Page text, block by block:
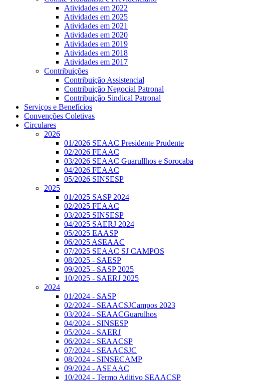
Atividades em 2022
Atividades em 2025
Atividades em 2021
Atividades em 2020
Atividades em 2019
Atividades em 2018
Atividades em 2017
Contribuições
Contribuição Assistencial
Contribuição Negocial Patronal
Contribuição Sindical Patronal
Serviços e Benefícios
Convenções Coletivas
Circulares
2026
01/2026 SEAAC Presidente Prudente
02/2026 FEAAC
03/2026 SEAAC Guarullhos e Sorocaba
04/2026 FEAAC
05/2026 SINSESP
2025
01/2025 SASP 2024
02/2025 FEAAC
03/2025 SINSESP
04/2025 SAERJ 2024
05/2025 EAASP
06/2025 ASEAAC
07/2025 SEAAC SJ CAMPOS
08/2025 - SAESP
09/2025 - SASP 2025
10/2025 - SAERJ 2025
2024
01/2024 - SASP
02/2024 - SEAACSJCampos 2023
03/2024 - SEAACGuarulhos
04/2024 - SINSESP
05/2024 - SAERJ
06/2024 - SEAACSP
07/2024 - SEAACSJC
08/2024 - SINSECAMP
09/2024 - ASEAAC
10/2024 - Termo Aditivo SEAACSP